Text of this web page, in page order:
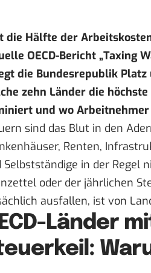
die Hälfte der
OECD-Bericht „Taxing
die Bundesrepublik
zehn Länder die
und wo
sind das Blut in den
Renten,
Selbstständige in der Regel
oder der jährlichen
ausfallen, ist von
Länder